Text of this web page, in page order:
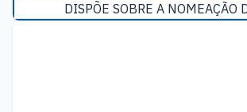
DISPÕE SOBRE A NOMEAÇÃO